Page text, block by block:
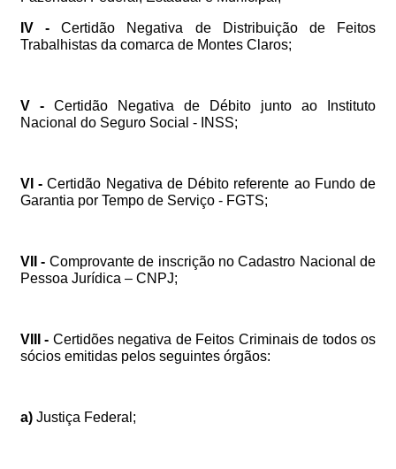
IV - Certidão Negativa de Distribuição de
Feitos
Trabalhistas da comarca de Montes Claros;
V - Certidão Negativa de Débito junto ao
Instituto
Nacional do Seguro Social - INSS;
VI - Certidão Negativa de Débito referente ao Fundo de
Garantia por Tempo de Serviço - FGTS;
VII - Comprovante de inscrição no Cadastro Nacional de
Pessoa Jurídica – CNPJ;
VIII - Certidões negativa de Feitos Criminais de todos os
sócios emitidas pelos seguintes órgãos:
a) Justiça Federal;